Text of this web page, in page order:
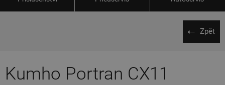
Zpět
Kumho Portran CX11